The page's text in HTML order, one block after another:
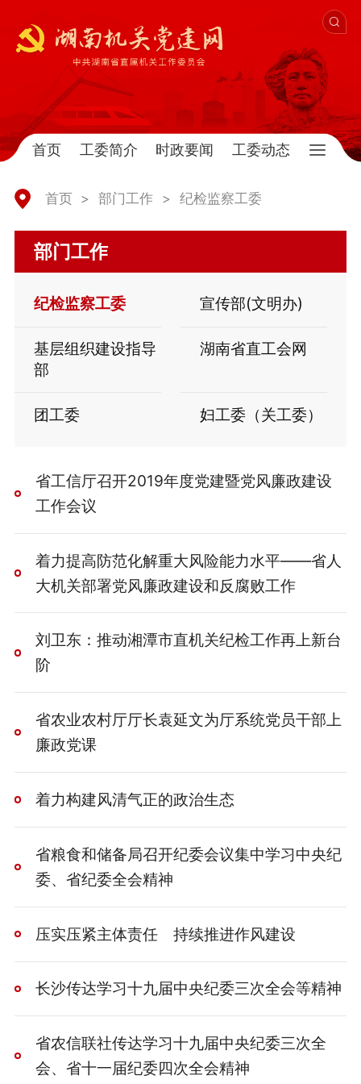
首页 工委简介 时政要闻 工委动态
首页 > 部门工作 > 纪检监察工委
部门工作
纪检监察工委 宣传部(文明办)
基层组织建设指导
部
湖南省直工会网
团工委 妇工委（关工委）
省工信厅召开2019年度党建暨党风廉政建设
工作会议
着力提高防范化解重大风险能力水平——省人
大机关部署党风廉政建设和反腐败工作
刘卫东：推动湘潭市直机关纪检工作再上新台
阶
省农业农村厅厅长袁延文为厅系统党员干部上
廉政党课
着力构建风清气正的政治生态
省粮食和储备局召开纪委会议集中学习中央纪
委、省纪委全会精神
压实压紧主体责任 持续推进作风建设
长沙传达学习十九届中央纪委三次全会等精神
省农信联社传达学习十九届中央纪委三次全
会、省十一届纪委四次全会精神